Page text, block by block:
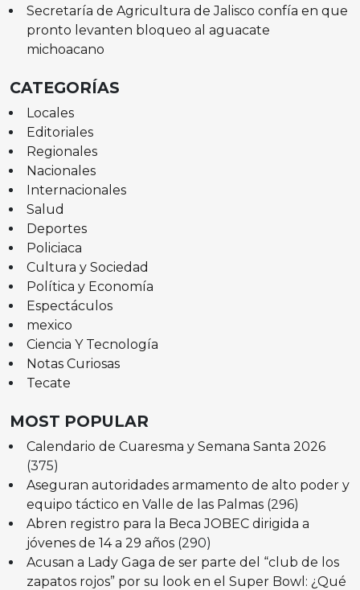
Secretaría de Agricultura de Jalisco confía en que
pronto levanten bloqueo al aguacate
michoacano
CATEGORÍAS
Locales
Editoriales
Regionales
Nacionales
Internacionales
Salud
Deportes
Policiaca
Cultura y Sociedad
Política y Economía
Espectáculos
mexico
Ciencia Y Tecnología
Notas Curiosas
Tecate
MOST POPULAR
Calendario de Cuaresma y Semana Santa 2026
(375)
Aseguran autoridades armamento de alto poder y
equipo táctico en Valle de las Palmas (296)
Abren registro para la Beca JOBEC dirigida a
jóvenes de 14 a 29 años (290)
Acusan a Lady Gaga de ser parte del “club de los
zapatos rojos” por su look en el Super Bowl: ¿Qué